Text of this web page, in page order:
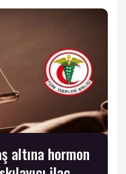
altına hormon